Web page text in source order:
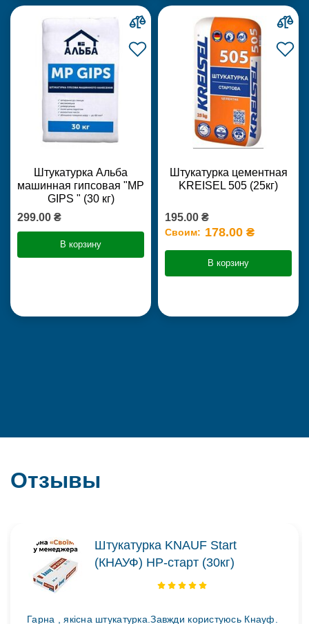
Штукатурка Альба
машинная гипсовая "MP
GIPS " (30 кг)
299.00 ₴
В корзину
Штукатурка цементная
KREISEL 505 (25кг)
195.00 ₴
Своим: 178.00 ₴
В корзину
Отзывы
Штукатурка KNAUF Start
(КНАУФ) НР-старт (30кг)
Гарна , якісна штукатурка.Завжди користуюсь Кнауф.